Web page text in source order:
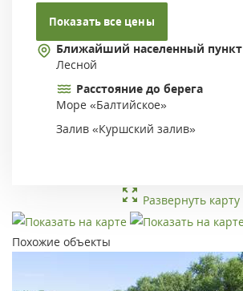
Показать все цены
Ближайший населенный пункт
Лесной
Расстояние до берега
Море «Балтийское»
Залив «Куршский залив»
Развернуть карту
Похожие объекты